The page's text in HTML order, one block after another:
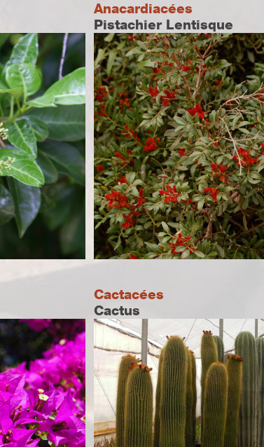
Anacardiacées
Pistachier Lentisque
Cactacées
Cactus